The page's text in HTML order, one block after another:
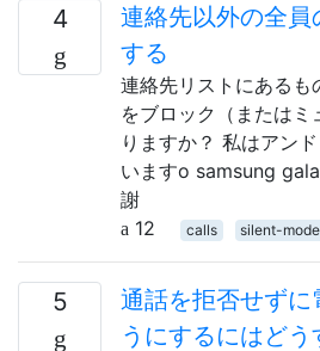
4
連絡先以外の全員
する
連絡先リストにあるも
をブロック（または
りますか？ 私はアン
いますo samsung
謝
12
calls silent-mode
5
通話を拒否せずに
うにするにはど